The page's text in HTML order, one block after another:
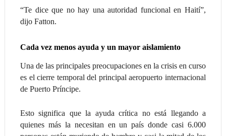
“Te dice que no hay una autoridad funcional en Haití”,
dijo Fatton.
Cada vez menos ayuda y un mayor aislamiento
Una de las principales preocupaciones en la crisis en curso
es el cierre temporal del principal aeropuerto internacional
de Puerto Príncipe.
Esto significa que la ayuda crítica no está llegando a
quienes más la necesitan en un país donde casi 6.000